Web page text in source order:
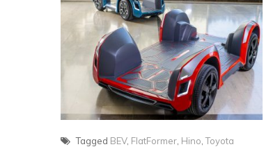
Tagged BEV, FlatFormer, Hino,Toyota